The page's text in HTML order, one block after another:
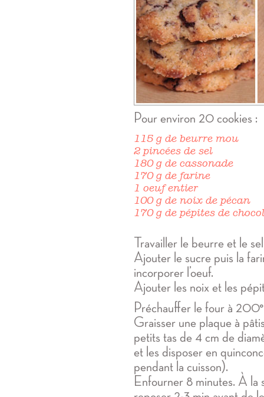
Pour environ 20 cookies :
115 g de beurre mou
2 pincées de sel
180 g de cassonade
170 g de farine
1 oeuf entier
100 g de noix de pécan
170 g de pépites de
Travailler le beurre et le
Ajouter le sucre puis la
incorporer l’oeuf.
Ajouter les noix et les
Préchauffer le four à
Graisser une plaque à
petits tas de 4 cm de
et les disposer en
pendant la cuisson).
Enfourner 8 minutes. À la